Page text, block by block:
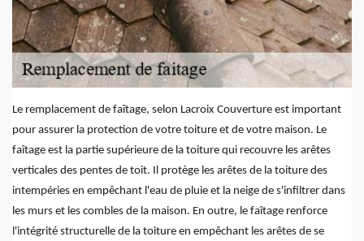
Le remplacement de faîtage, selon Lacroix Couverture est important
pour assurer la protection de votre toiture et de votre maison. Le
faîtage est la partie supérieure de la toiture qui recouvre les arêtes
verticales des pentes de toit. Il protège les arêtes de la toiture des
intempéries en empêchant l'eau de pluie et la neige de s'infiltrer dans
les murs et les combles de la maison. En outre, le faîtage renforce
l'intégrité structurelle de la toiture en empêchant les arêtes de se